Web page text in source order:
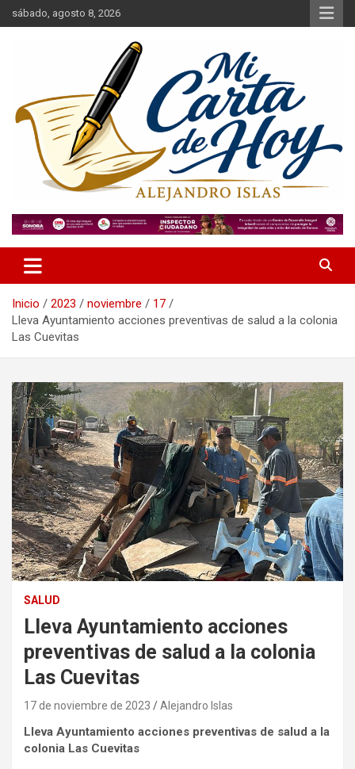
Saltar
al
sábado, agosto 8, 2026
Mi Carta de Hoy
Inicio 2023 noviembre
17
Lleva Ayuntamiento acciones preventivas de salud a la colonia
Las Cuevitas
SALUD
Lleva Ayuntamiento acciones
preventivas de salud a la colonia
Las Cuevitas
17 de noviembre de 2023 Alejandro Islas
Lleva Ayuntamiento acciones preventivas de salud a la
colonia Las Cuevitas